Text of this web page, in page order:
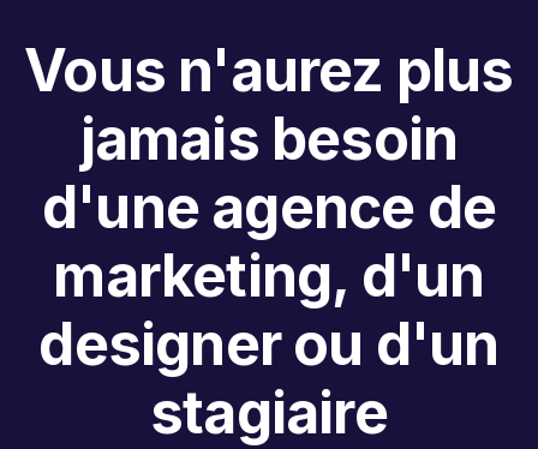
Vous n'aurez plus
jamais besoin
d'une agence de
marketing, d'un
designer ou d'un
stagiaire